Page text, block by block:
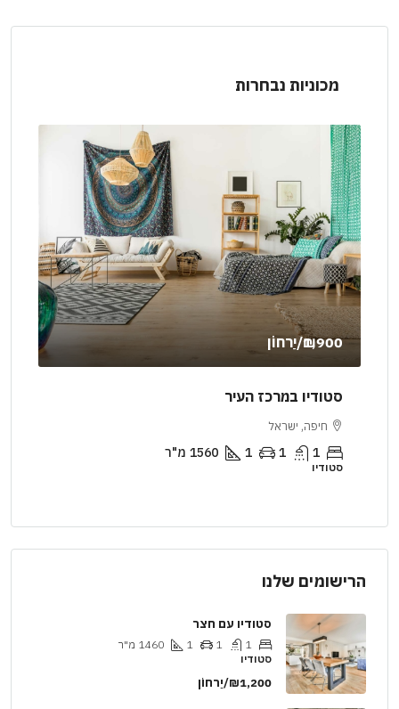
מכוניות נבחרות
₪160,000
דירת קומות מהודרת
ירושלים, ישראל
1
1
2890
דירה
הרישומים שלנו
סטודיו עם חצר
1
1
1
1460 מ"ר
סטודיו
₪1,200/יַרחוֹן